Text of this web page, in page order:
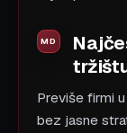
Previše firmi
bez jasne